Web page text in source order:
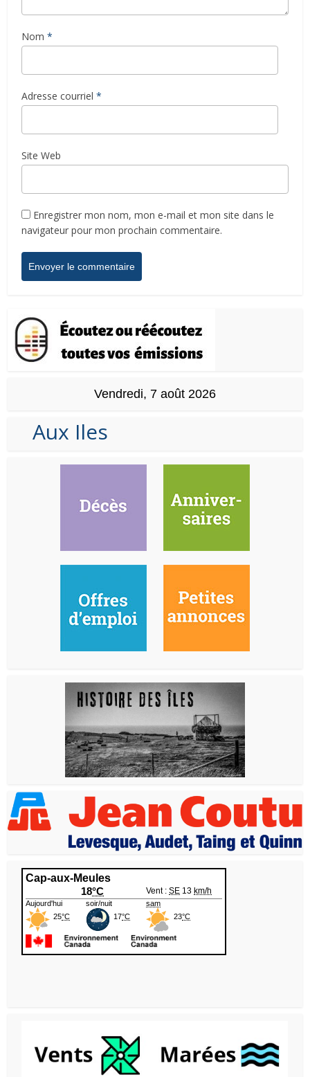
Nom *
Adresse courriel *
Site Web
Enregistrer mon nom, mon e-mail et mon site dans le
navigateur pour mon prochain commentaire.
Vendredi, 7 août 2026
Aux Iles